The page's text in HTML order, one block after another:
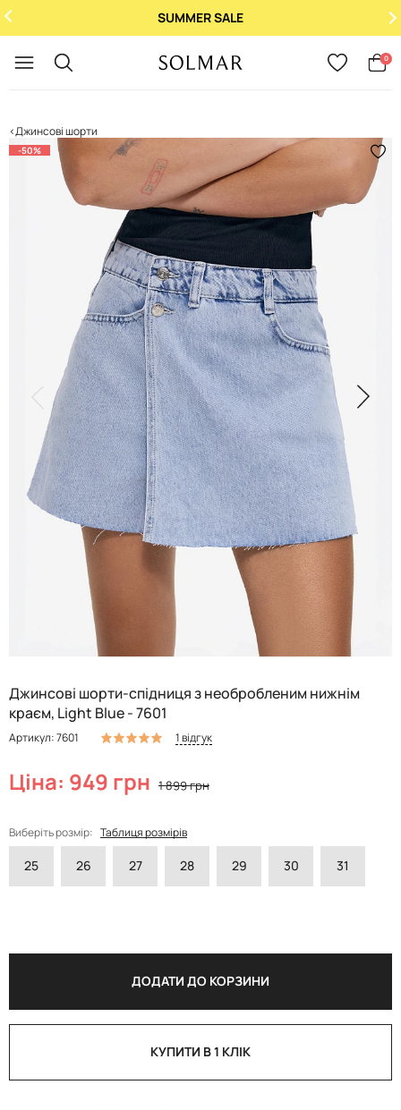
SUMMER SALE
0
Джинсові шорти
-50%
Джинсові шорти-спідниця з необробленим нижнім
краєм, Light Blue - 7601
Артикул: 7601 1 відгук
Ціна: 949 грн 1 899 грн
Виберіть розмір: Таблиця розмірів
25 26 27 28 29 30 31
ДОДАТИ ДО КОРЗИНИ
КУПИТИ В 1 КЛІК